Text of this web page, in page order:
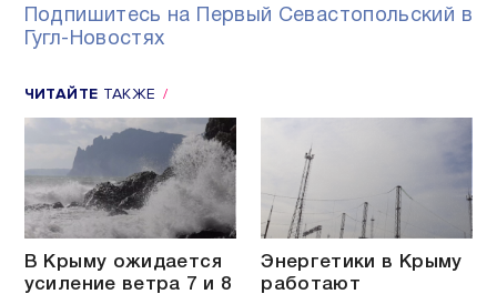
Подпишитесь на Первый Севастопольский в
Гугл-Новостях
ЧИТАЙТЕ ТАКЖЕ
В Крыму ожидается
усиление ветра 7 и 8
Энергетики в Крыму
работают